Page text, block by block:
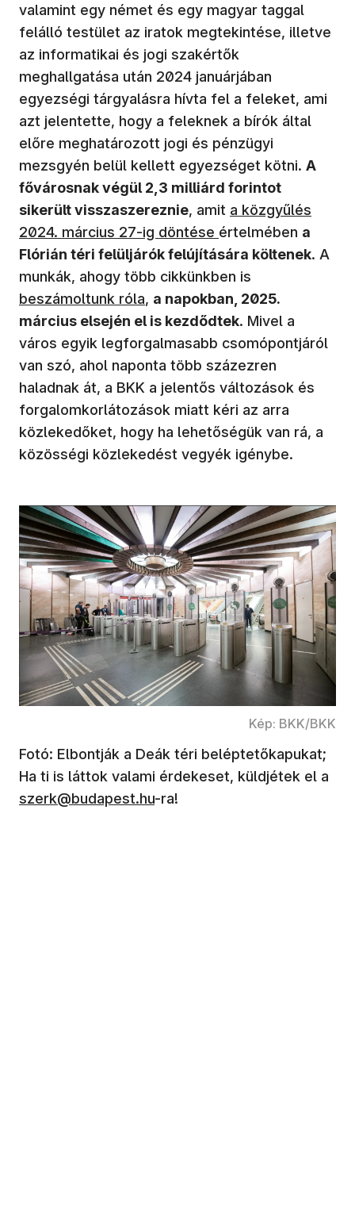
valamint egy német és egy magyar taggal
felálló testület az iratok megtekintése, illetve
az informatikai és jogi szakértők
meghallgatása után 2024 januárjában
egyezségi tárgyalásra hívta fel a feleket, ami
azt jelentette, hogy a feleknek a bírók által
előre meghatározott jogi és pénzügyi
mezsgyén belül kellett egyezséget kötni. A
fővárosnak végül 2,3 milliárd forintot
sikerült visszaszereznie, amit (új ablakban nyílik
a közgyűlés
2024. március 27-ig döntése értelmében a
Flórián téri felüljárók felújítására költenek. A
munkák, ahogy több cikkünkben is
beszámoltunk róla, a napokban, 2025.
március elsején el is kezdődtek. Mivel a
város egyik legforgalmasabb csomópontjáról
van szó, ahol naponta több százezren
haladnak át, a BKK a jelentős változások és
forgalomkorlátozások miatt kéri az arra
közlekedőket, hogy ha lehetőségük van rá, a
közösségi közlekedést vegyék igénybe.
Kép: BKK/BKK
Fotó: Elbontják a Deák téri beléptetőkapukat;
Ha ti is láttok valami érdekeset, küldjétek el a
szerk@budapest.hu-ra!